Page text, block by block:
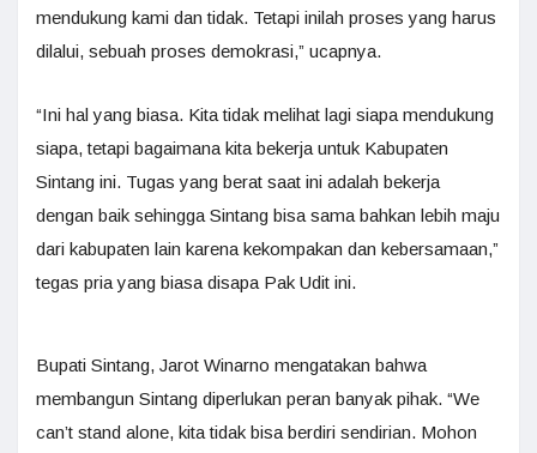
mendukung kami dan tidak. Tetapi inilah proses yang harus
dilalui, sebuah proses demokrasi,” ucapnya.
“Ini hal yang biasa. Kita tidak melihat lagi siapa mendukung
siapa, tetapi bagaimana kita bekerja untuk Kabupaten
Sintang ini. Tugas yang berat saat ini adalah bekerja
dengan baik sehingga Sintang bisa sama bahkan lebih maju
dari kabupaten lain karena kekompakan dan kebersamaan,”
tegas pria yang biasa disapa Pak Udit ini.
Bupati Sintang, Jarot Winarno mengatakan bahwa
membangun Sintang diperlukan peran banyak pihak. “We
can’t stand alone, kita tidak bisa berdiri sendirian. Mohon